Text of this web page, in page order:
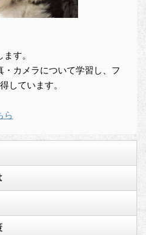
す。
カメラについて学習し、フ
しています。
ら